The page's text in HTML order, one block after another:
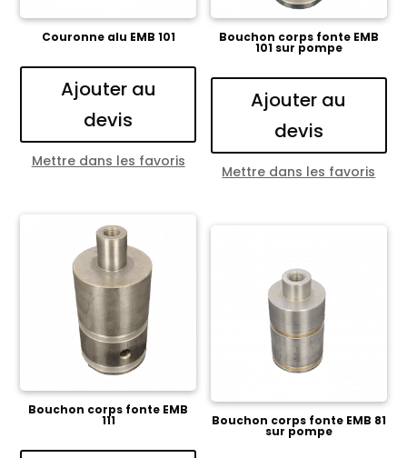
Couronne alu EMB 101
Ajouter au
devis
Mettre dans les favoris
Bouchon corps fonte EMB
101 sur pompe
Ajouter au
devis
Mettre dans les favoris
Bouchon corps fonte EMB
111 Bouchon corps fonte EMB 81
sur pompe